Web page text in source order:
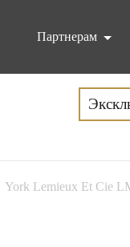
Партнерам
York Lemieux Et Cie